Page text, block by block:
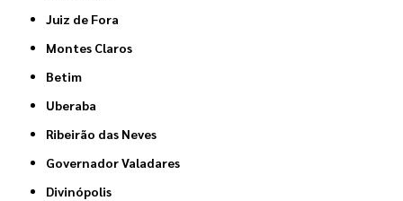
Juiz de Fora
Montes Claros
Betim
Uberaba
Ribeirão das Neves
Governador Valadares
Divinópolis